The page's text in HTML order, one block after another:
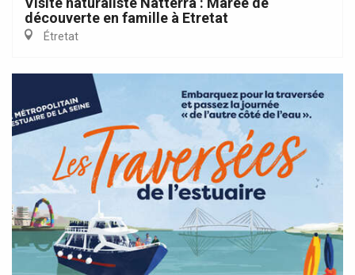
découverte en famille à Etretat
Étretat